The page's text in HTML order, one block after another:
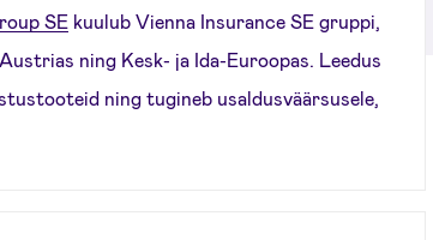
SEkuulub Vienna Insurance SE gruppi,
ning Kesk- ja Ida-Euroopas. Leedus
ning tugineb usaldusväärsusele,